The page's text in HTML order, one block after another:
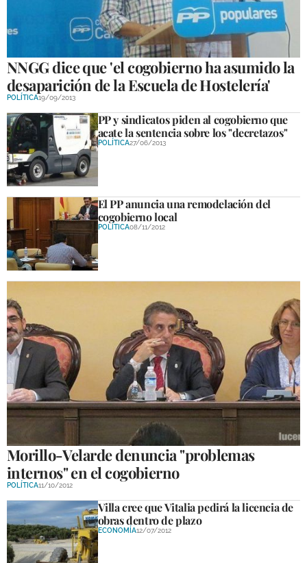
GALERÍAS
NNGG dice que 'el cogobierno ha asumido la
desaparición de la Escuela de Hostelería'
POLÍTICA19/09/2013
PP y sindicatos piden al cogobierno que
acate la sentencia sobre los "decretazos"
POLÍTICA27/06/2013
El PP anuncia una remodelación del
cogobierno local
POLÍTICA08/11/2012
Morillo-Velarde denuncia "problemas
internos" en el cogobierno
POLÍTICA11/10/2012
Villa cree que Vitalia pedirá la licencia de
obras dentro de plazo
ECONOMÍA12/07/2012